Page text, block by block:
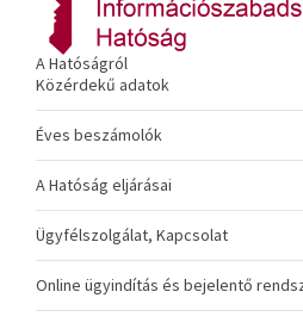
A Hatóságról
Közérdekű adatok
Éves beszámolók
A Hatóság eljárásai
Ügyfélszolgálat, Kapcsolat
Online ügyindítás és bejelentő